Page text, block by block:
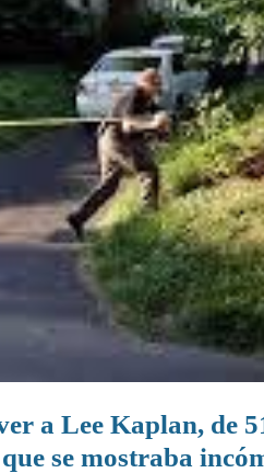
a Lee Kaplan, de
se mostraba